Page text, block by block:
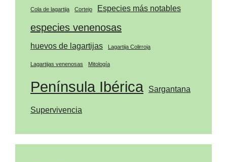
Cola de lagartija Cortejo Especies más notables
especies venenosas
huevos de lagartijas Lagartija Colirroja
Lagartijas venenosas Mitología
Península Ibérica Sargantana
Supervivencia